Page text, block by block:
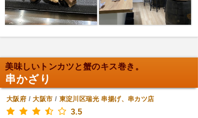
美味しいトンカツと蟹のキス巻き。
串かざり
大阪府 /大阪市 / 東淀川区瑞光 串揚げ、串カツ店
3.5